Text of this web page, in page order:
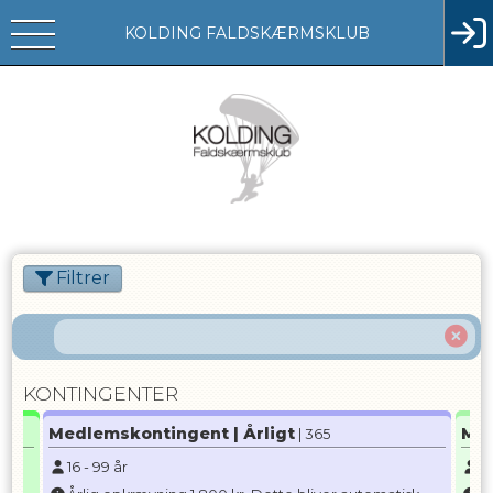
KOLDING FALDSKÆRMSKLUB
Filtrer
KONTINGENTER
Medlemskontingent | Årligt | 365
16 -99 år